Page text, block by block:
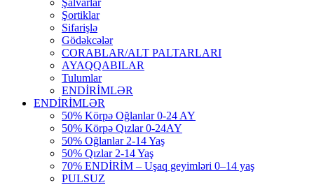
Şalvarlar
Şortiklar
Sifarişlə
Gödəkcələr
CORABLAR/ALT PALTARLARI
AYAQQABILAR
Tulumlar
ENDİRİMLƏR
ENDİRİMLƏR
50% Körpə Oğlanlar 0-24 AY
50% Körpə Qızlar 0-24AY
50% Oğlanlar 2-14 Yaş
50% Qızlar 2-14 Yaş
70% ENDİRİM – Uşaq geyimləri 0–14 yaş
PULSUZ